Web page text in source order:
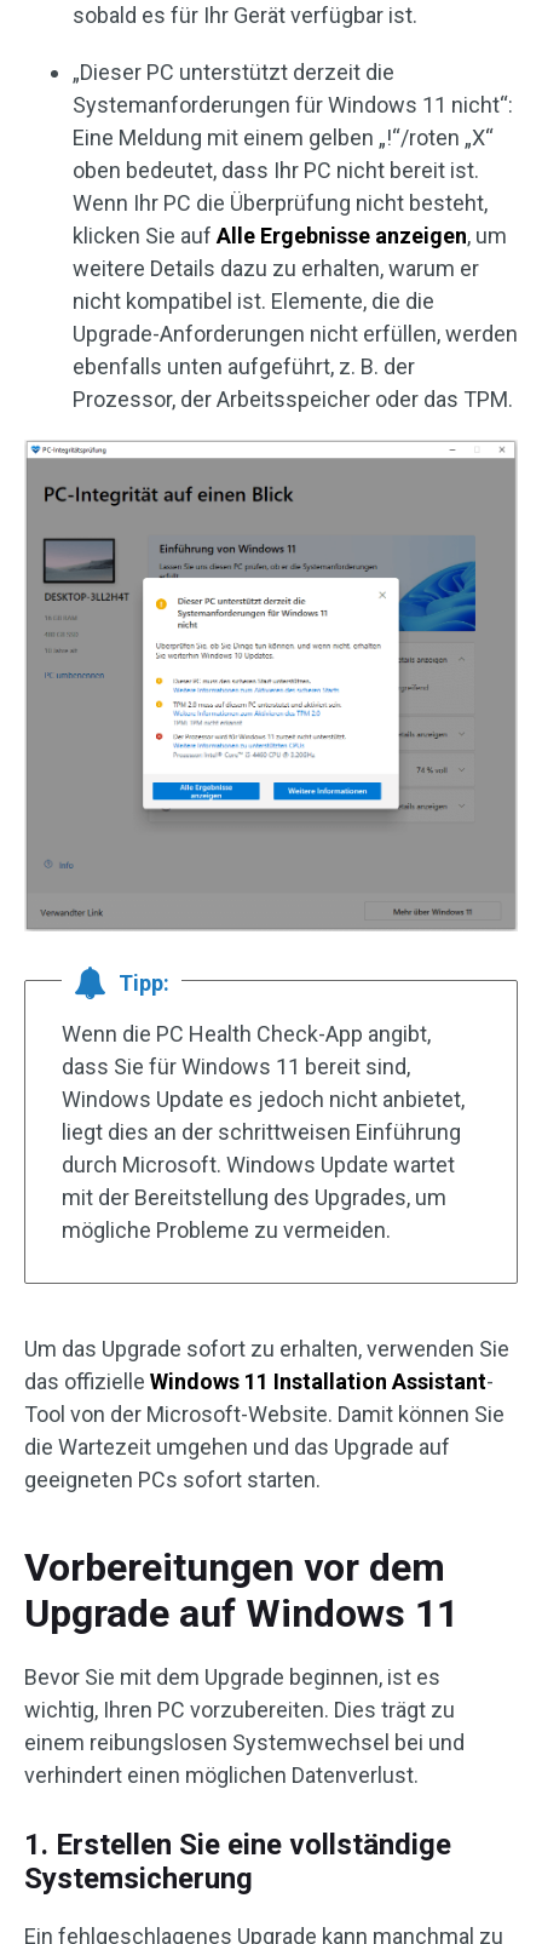
sobald es für Ihr Gerät verfügbar ist.
„Dieser PC unterstützt derzeit die
Systemanforderungen für Windows 11 nicht“:
Eine Meldung mit einem gelben „!“/roten „X“
oben bedeutet, dass Ihr PC nicht bereit ist.
Wenn Ihr PC die Überprüfung nicht besteht,
klicken Sie auf Alle Ergebnisse anzeigen, um
weitere Details dazu zu erhalten, warum er
nicht kompatibel ist. Elemente, die die
Upgrade-Anforderungen nicht erfüllen, werden
ebenfalls unten aufgeführt, z. B. der
Prozessor, der Arbeitsspeicher oder das TPM.
Tipp:
Wenn die PC Health Check-App angibt,
dass Sie für Windows 11 bereit sind,
Windows Update es jedoch nicht anbietet,
liegt dies an der schrittweisen Einführung
durch Microsoft. Windows Update wartet
mit der Bereitstellung des Upgrades, um
mögliche Probleme zu vermeiden.
Um das Upgrade sofort zu erhalten, verwenden Sie
das offizielle Windows 11 Installation Assistant-
Tool von der Microsoft-Website. Damit können Sie
die Wartezeit umgehen und das Upgrade auf
geeigneten PCs sofort starten.
Vorbereitungen vor dem
Upgrade auf Windows 11
Bevor Sie mit dem Upgrade beginnen, ist es
wichtig, Ihren PC vorzubereiten. Dies trägt zu
einem reibungslosen Systemwechsel bei und
verhindert einen möglichen Datenverlust.
1. Erstellen Sie eine vollständige
Systemsicherung
Ein fehlgeschlagenes Upgrade kann manchmal zu